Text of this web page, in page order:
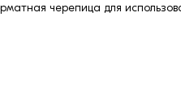
черепица для